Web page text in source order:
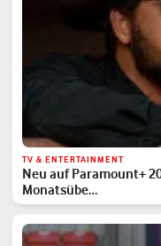
TV & ENTERTAINMENT
Neu auf Paramount+
Monatsübe…